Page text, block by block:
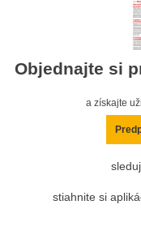
Objednajte si
a získajte
stiahnite si